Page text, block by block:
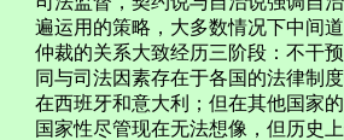
遍运用的策略，大多数情况下中间
仲裁的关系大致经历三阶段：不干
同与司法因素存在于各国的法律制
在西班牙和意大利；但在其他国家
国家性尽管现在无法想像，但历史